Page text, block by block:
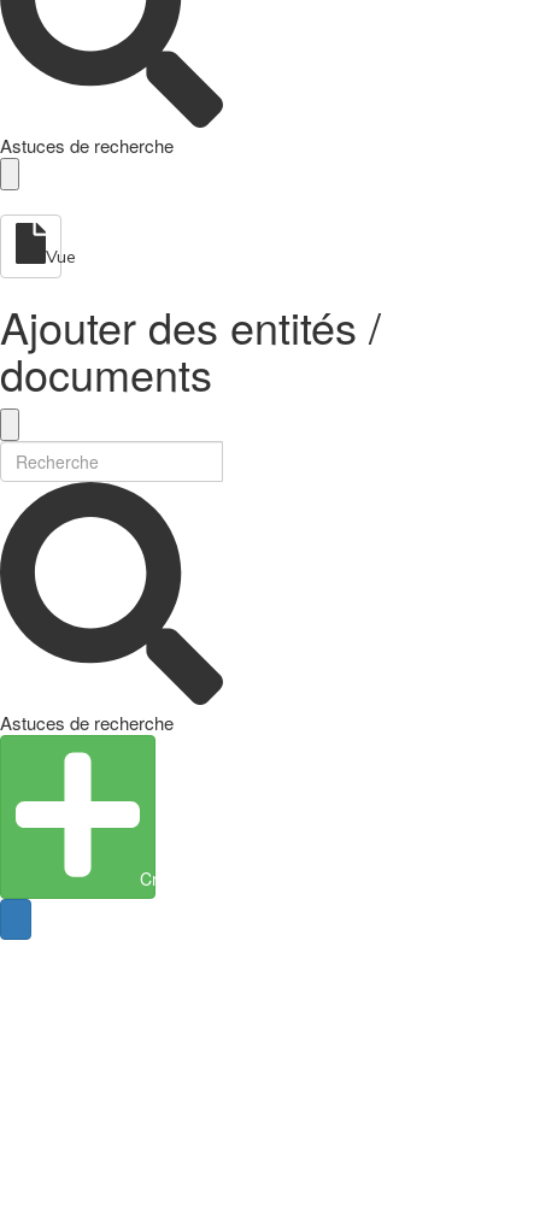
Astuces de recherche
Vue
Ajouter des entités /
documents
Astuces de recherche
Créer une entité